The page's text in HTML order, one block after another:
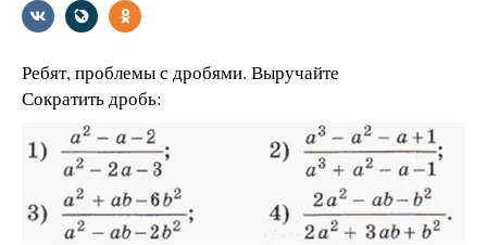
Ребят, проблемы с дробями. Выручайте
Сократить дробь: